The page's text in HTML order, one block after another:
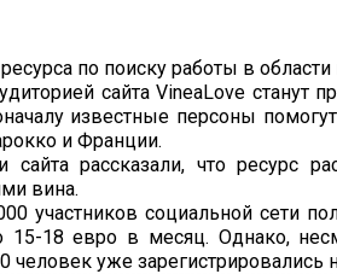
по поиску работы в
сайта VineaLove станут
известные персоны
и Франции.
сайта рассказали, что ресурс
вина.
участников социальной сети
15-18 евро в месяц. Однако,
человек уже зарегистрировались